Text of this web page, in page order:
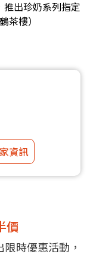
出珍奶系列指定
茶樓）
資訊
價
時優惠活動，